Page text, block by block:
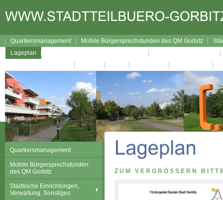
Quartiersmanagement Mobile Bürgersprechstunden des QM Gorbitz
Lageplan
Quartiersmanagement
Mobile Bürgersprechstunden
des QM Gorbitz
Städtische Einrichtungen,
Verwaltung, Sonstiges
ZUM VERGRÖSSERN